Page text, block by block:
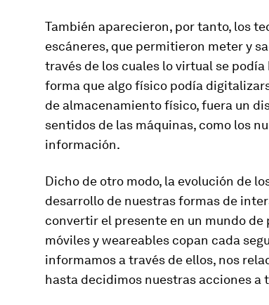
También aparecieron, por tanto, los
escáneres, que permitieron metery
través de los cuales lo virtual se
forma que algo físico podía
de almacenamiento físico, fuera un
sentidos de las máquinas, como los
información.
Dicho de otro modo, la evolución de
desarrollo de nuestras formas de
convertir el presente en un mundo
móviles yweareables copan cada
informamos a través de ellos, nos
hasta decidimos nuestras acciones a